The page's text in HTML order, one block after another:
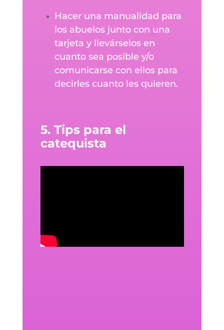
Hacer una manualidad para
los abuelos junto con una
tarjeta y llevárselos en
cuanto sea posible y/o
comunicarse con ellos para
decirles cuanto les quieren.
5. Tips para el
catequista